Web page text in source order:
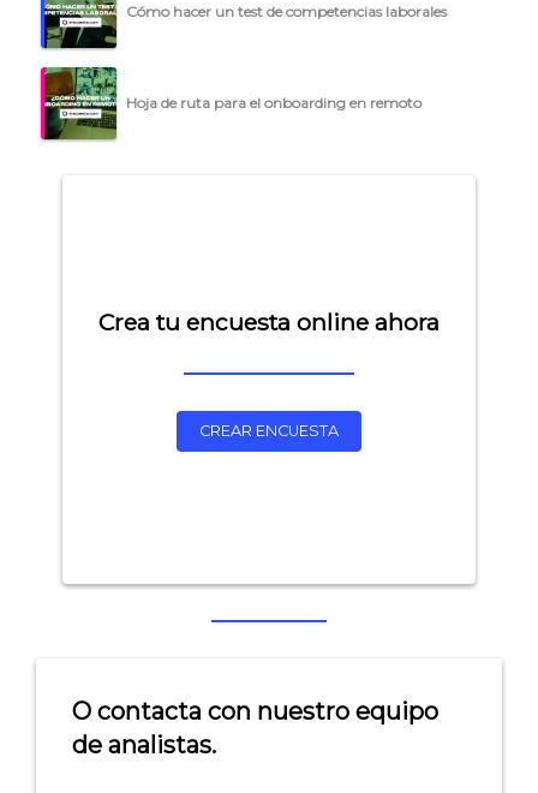
Cómo hacer un test de competencias laborales
Hoja de ruta para el onboarding en remoto
Crea tu encuesta online ahora
CREAR ENCUESTA
O contacta con nuestro equipo
de analistas.